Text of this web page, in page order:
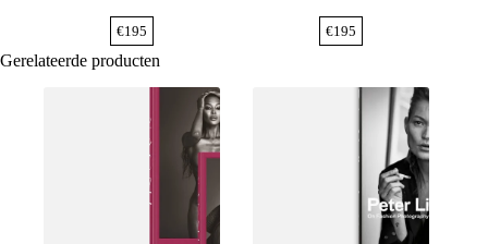
€195 €195
Gerelateerde producten